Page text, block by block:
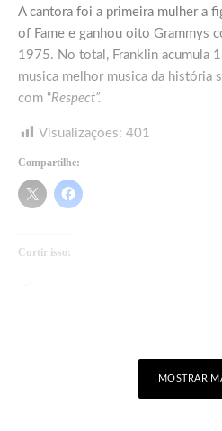
A cantora foi a primeira mulher a
of Fame e ganhou oito Grammys
1975. No total, Franklin acumula
musica melhor musica da história
com “Respect”.
Visualizações: 401
Compartilhe:
Curtir isso:
MOSTRAR